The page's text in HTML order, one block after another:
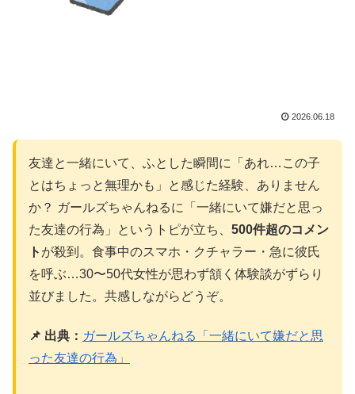
2026.06.18
友達と一緒にいて、ふとした瞬間に「あれ…この子
とはちょっと無理かも」と感じた経験、ありません
か？ ガールズちゃんねるに「一緒にいて嫌だと思っ
た友達の行為」というトピが立ち、 500件超のコメン
ト が殺到。食事中のスマホ・クチャラー・急に彼氏
を呼ぶ…30〜50代女性が思わず頷く体験談がずらり
並びました。共感しながらどうぞ。
📌 出典： ガールズちゃんねる「一緒にいて嫌だと思
った友達の行為」